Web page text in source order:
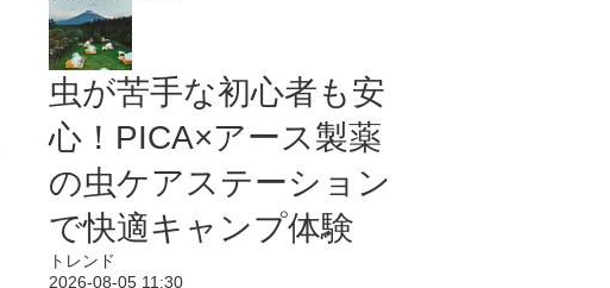
虫が苦手な初心者も安
心！PICA×アース製薬
の虫ケアステーション
で快適キャンプ体験
トレンド
2026-08-05 11:30